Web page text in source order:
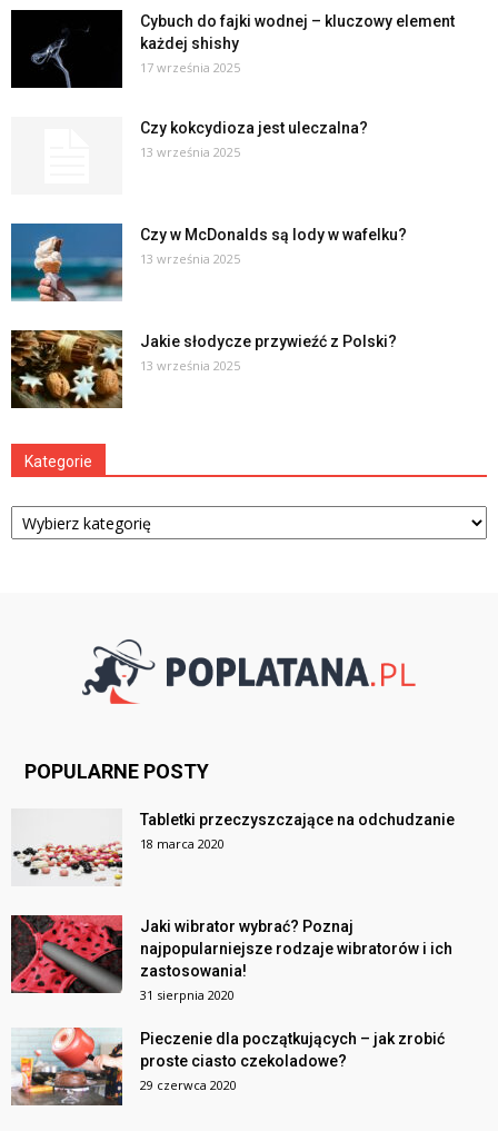
Cybuch do fajki wodnej – kluczowy element
każdej shishy
17 września 2025
Czy kokcydioza jest uleczalna?
13 września 2025
Czy w McDonalds są lody w wafelku?
13 września 2025
Jakie słodycze przywieźć z Polski?
13 września 2025
Kategorie
Kategorie
POPULARNE POSTY
Tabletki przeczyszczające na odchudzanie
18 marca 2020
Jaki wibrator wybrać? Poznaj
najpopularniejsze rodzaje wibratorów i ich
zastosowania!
31 sierpnia 2020
Pieczenie dla początkujących – jak zrobić
proste ciasto czekoladowe?
29 czerwca 2020